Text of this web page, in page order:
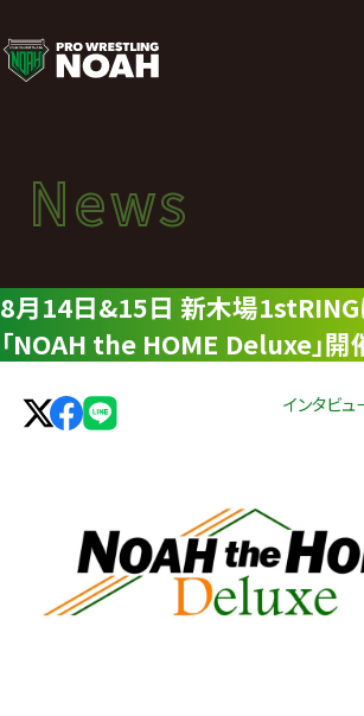
ニ
ュ
ー
ス
|
プ
ロ
News
ニュース
News
8月14日&15日 新木場1stRING
「NOAH the HOME Deluxe」開
インタビュ